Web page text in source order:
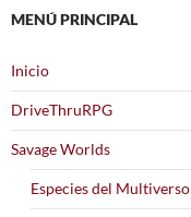
MENÚ PRINCIPAL
Inicio
DriveThruRPG
Savage Worlds
Especies del Multiverso